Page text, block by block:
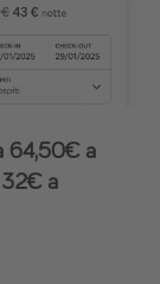
64,50€ a
a